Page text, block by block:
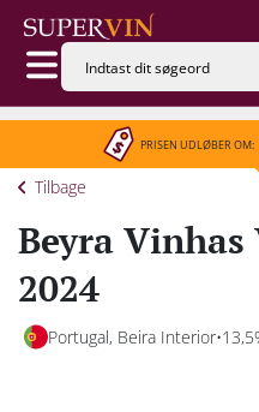
PRISEN UDLØBER OM:
Tilbage
Beyra Vinhas
2024
Portugal, Beira Interior